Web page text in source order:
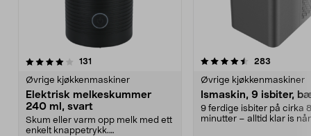
131
Øvrige kjøkkenmaskiner
Elektrisk melkeskummer
240 ml, svart
Skum eller varm opp melk med ett
enkelt knappetrykk.
4.5 av 5 stjerner 283
Øvrige kjøkkenmaskiner
Ismaskin, 9 isbiter,
9 ferdige isbiter på cirka 8
minutter – alltid klar is
4.0 av 5 stjerner